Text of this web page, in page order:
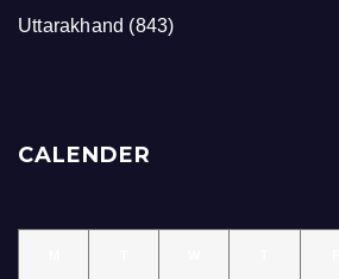
Uttarakhand (843)
CALENDER